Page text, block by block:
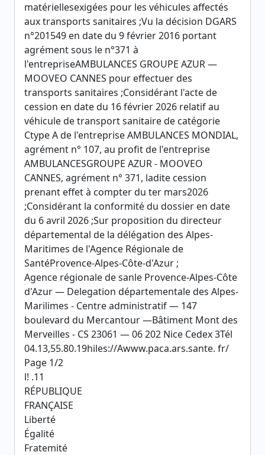
matériellesexigées pour les véhicules affectés
aux transports sanitaires ;Vu la décision DGARS
n°201549 en date du 9 février 2016 portant
agrément sous le n°371 à
l'entrepriseAMBULANCES GROUPE AZUR —
MOOVEO CANNES pour effectuer des
transports sanitaires ;Considérant l'acte de
cession en date du 16 février 2026 relatif au
véhicule de transport sanitaire de catégorie
Ctype A de l'entreprise AMBULANCES MONDIAL,
agrément n° 107, au profit de l'entreprise
AMBULANCESGROUPE AZUR - MOOVEO
CANNES, agrément n° 371, ladite cession
prenant effet à compter du ter mars2026
;Considérant la conformité du dossier en date
du 6 avril 2026 ;Sur proposition du directeur
départemental de la délégation des Alpes-
Maritimes de l'Agence Régionale de
SantéProvence-Alpes-Côte-d'Azur ;
Agence régionale de sanle Provence-Alpes-Côte
d'Azur — Delegation départementale des Alpes-
Marilimes - Centre administratif — 147
boulevard du Mercantour —Bâtiment Mont des
Merveilles - CS 23061 — 06 202 Nice Cedex 3Tél
04.13,55.80.19hiles://Awww.paca.ars.sante. fr/
Page 1/2
l! .11
RÉPUBLIQUE
FRANÇAISE
Liberté
Égalité
Fratemité